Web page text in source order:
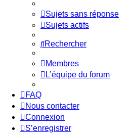
Sujets sans réponse
Sujets actifs
Rechercher
Membres
L’équipe du forum
FAQ
Nous contacter
Connexion
S’enregistrer